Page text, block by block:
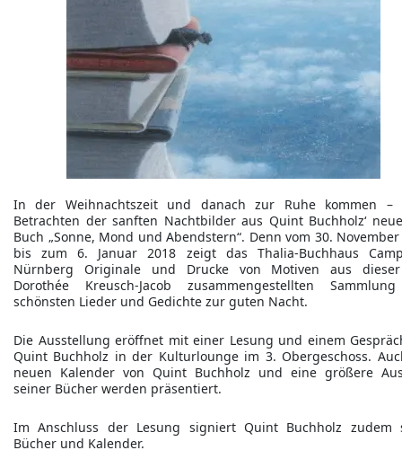
In der Weihnachtszeit und danach zur Ruhe kommen –
Betrachten der sanften Nachtbilder aus Quint Buchholz‘
Buch „Sonne, Mond und Abendstern“. Denn vom 30.
bis zum 6. Januar 2018 zeigt das Thalia-Buchhaus
Nürnberg Originale und Drucke von Motiven aus
Dorothée Kreusch-Jacob zusammengestellten
schönsten Lieder und Gedichte zur guten Nacht.
Die Ausstellung eröffnet mit einer Lesung und einem
Quint Buchholz in der Kulturlounge im 3. Obergeschoss.
neuen Kalender von Quint Buchholz und eine größere
seiner Bücher werden präsentiert.
Im Anschluss der Lesung signiert Quint Buchholz zudem
Bücher und Kalender.